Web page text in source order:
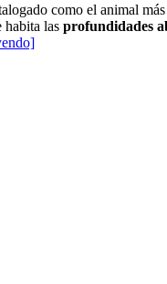
como el animal
habita las profundidades